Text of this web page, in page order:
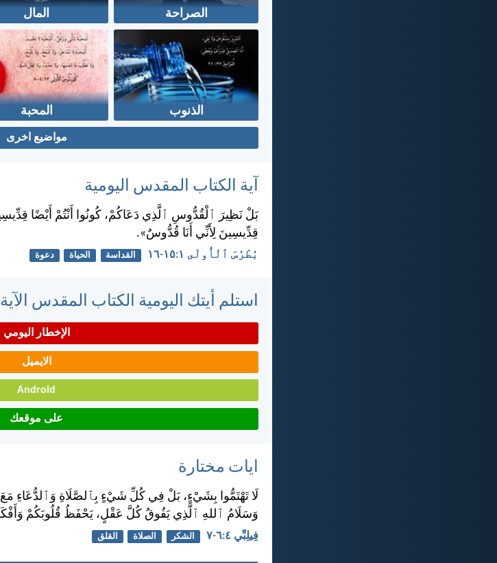
الصراحة المال
الذنوب المحبة
مواضيع اخرى
آية الكتاب المقدس اليومية
بَلْ نَظِيرَ ٱلْقُدُّوسِ ٱلَّذِي دَعَاكُمْ، كُونُوا أَنْتُمْ أَيْضًا
قِدِّيسِينَ لِأَنِّي أَنَا قُدُّوسٌ».
بُطْرُسَ ٱلْأُولَى ١:‏١٥-‏١٦ القداسة الحياة دعوة
استلم أيتك اليومية الكتاب المقدس
الإخطار اليومي
الايميل
Android
على موقعك
ايات مختارة
لَا تَهْتَمُّوا بِشَيْءٍ، بَلْ فِي كُلِّ شَيْءٍ بِٱلصَّلَاةِ وَٱلدُّعَاءِ
وَسَلَامُ ٱللهِ ٱلَّذِي يَفُوقُ كُلَّ عَقْلٍ، يَحْفَظُ قُلُوبَكُمْ
فِيلِبِّي ٤:‏٦-‏٧ الشكر الصلاة القلق